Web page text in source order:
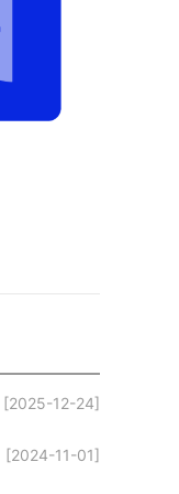
[2025-12-24]
[2024-11-01]